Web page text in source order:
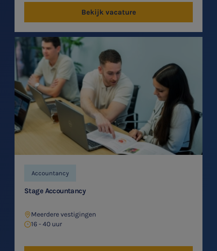
Bekijk vacature
Accountancy
Stage Accountancy
Meerdere vestigingen
16 - 40 uur